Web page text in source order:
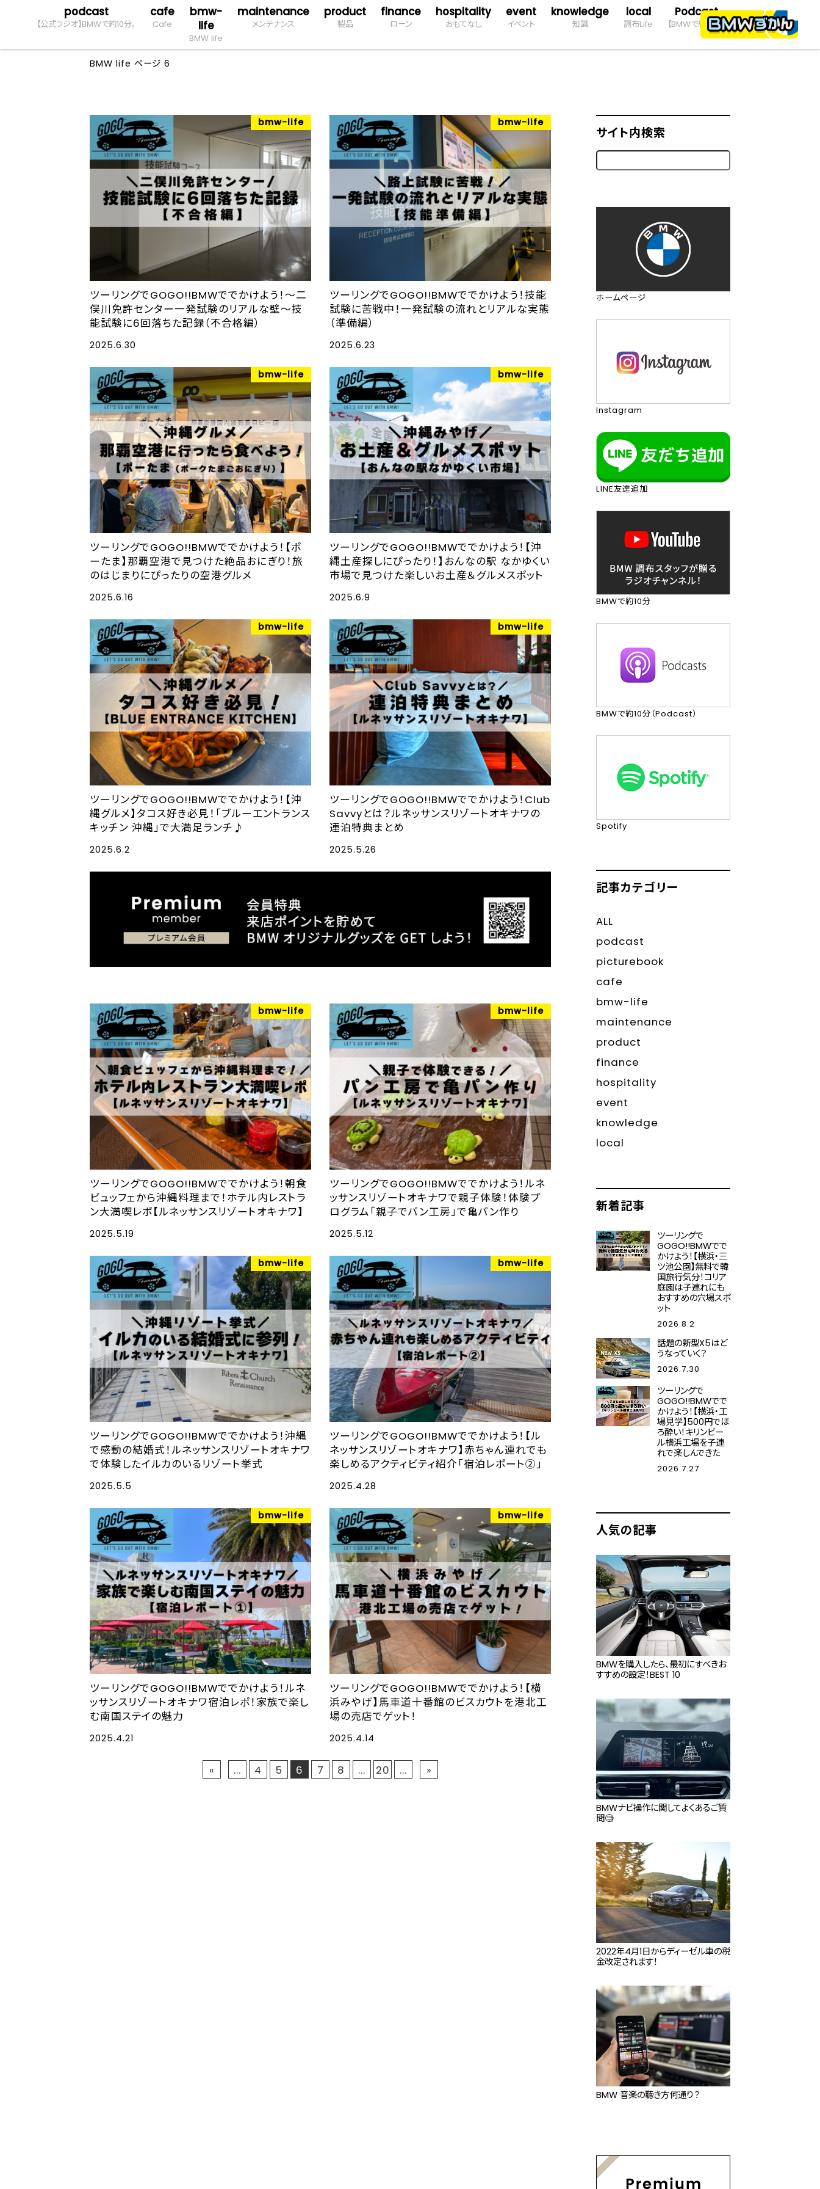
podcast
【公式ラジオ】BMWで約10分。
cafe
Cafe
bmw-
life
BMW life
maintenance
メンテナンス
product
製品
finance
ローン
hospitality
おもてなし
event
イベント
knowledge
知識
local
調布Life
Podcast
【BMWで約10分】
BMW life ページ 6
bmw-life
ツーリングでGOGO!!BMWででかけよう！〜二
俣川免許センター一発試験のリアルな壁〜技
能試験に6回落ちた記録（不合格編）
2025.6.30
bmw-life
ツーリングでGOGO!!BMWででかけよう！技能
試験に苦戦中！一発試験の流れとリアルな実態
（準備編）
2025.6.23
bmw-life
ツーリングでGOGO!!BMWででかけよう！【ポ
ーたま】那覇空港で見つけた絶品おにぎり！旅
のはじまりにぴったりの空港グルメ
2025.6.16
bmw-life
ツーリングでGOGO!!BMWででかけよう！【沖
縄土産探しにぴったり！】おんなの駅 なかゆくい
市場で見つけた楽しいお土産＆グルメスポット
2025.6.9
bmw-life
ツーリングでGOGO!!BMWででかけよう！【沖
縄グルメ】タコス好き必見！「ブルーエントランス
キッチン 沖縄」で大満足ランチ♪
2025.6.2
bmw-life
ツーリングでGOGO!!BMWででかけよう！Club
Savvyとは？ルネッサンスリゾートオキナワの
連泊特典まとめ
2025.5.26
bmw-life
ツーリングでGOGO!!BMWででかけよう！朝食
ビュッフェから沖縄料理まで！ホテル内レストラ
ン大満喫レポ【ルネッサンスリゾートオキナワ】
2025.5.19
bmw-life
ツーリングでGOGO!!BMWででかけよう！ルネ
ッサンスリゾートオキナワで親子体験！体験プ
ログラム「親子でパン工房」で亀パン作り
2025.5.12
bmw-life
ツーリングでGOGO!!BMWででかけよう！沖縄
で感動の結婚式！ルネッサンスリゾートオキナワ
で体験したイルカのいるリゾート挙式
2025.5.5
bmw-life
ツーリングでGOGO!!BMWででかけよう！【ル
ネッサンスリゾートオキナワ】赤ちゃん連れでも
楽しめるアクティビティ紹介「宿泊レポート②」
2025.4.28
bmw-life
ツーリングでGOGO!!BMWででかけよう！ルネ
ッサンスリゾートオキナワ宿泊レポ！家族で楽し
む南国ステイの魅力
2025.4.21
bmw-life
ツーリングでGOGO!!BMWででかけよう！【横
浜みやげ】馬車道十番館のビスカウトを港北工
場の売店でゲット！
2025.4.14
« ... 4 5 6 7 8 ... 20 ... »
サイト内検索
ホームページ
Instagram
LINE友達追加
BMWで約10分
BMWで約10分（Podcast）
Spotify
記事カテゴリー
ALL
podcast
picturebook
cafe
bmw-life
maintenance
product
finance
hospitality
event
knowledge
local
新着記事
ツーリングで
GOGO!!BMWでで
かけよう！【横浜・三
ツ池公園】無料で韓
国旅行気分！コリア
庭園は子連れにも
おすすめの穴場スポ
ット
2026.8.2
話題の新型X5はど
うなっていく？
2026.7.30
ツーリングで
GOGO!!BMWでで
かけよう！【横浜・工
場見学】500円でほ
ろ酔い！キリンビー
ル横浜工場を子連
れで楽しんできた
2026.7.27
人気の記事
BMWを購入したら、最初にすべきお
すすめの設定！BEST 10
BMWナビ操作に関してよくあるご質
問🧐
2022年4月1日からディーゼル車の税
金改定されます！
BMW 音楽の聴き方何通り？